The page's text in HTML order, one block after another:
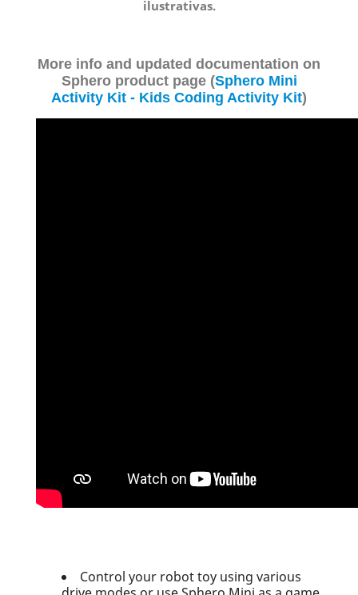
ilustrativas.
More info and updated documentation on
Sphero product page (Sphero Mini
Activity Kit - Kids Coding Activity Kit)
Control your robot toy using various